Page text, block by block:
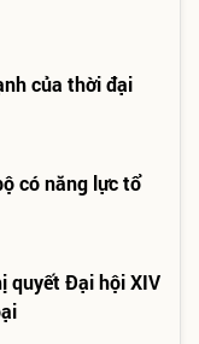
của thời đại
có năng lực tổ
quyết Đại hội XIV